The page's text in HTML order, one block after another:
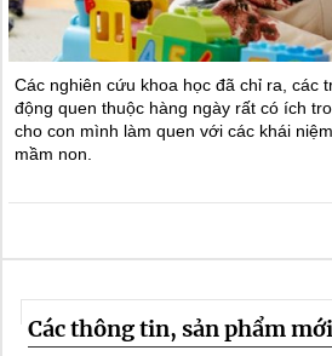
Các nghiên cứu khoa học đã chỉ ra, các
động quen thuộc hàng ngày rất có ích
cho con mình làm quen với các khái
mầm non.
Các thông tin, sản phẩm